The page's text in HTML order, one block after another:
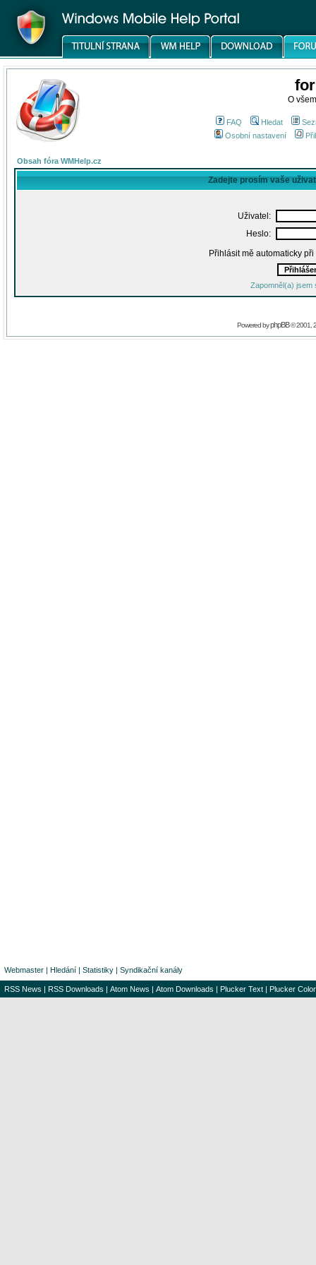
O
FAQ Hledat
Osobní nastavení
Obsah fóra WMHelp.cz
Zadejte prosím vaše
Uživatel:
Heslo:
Přihlásit mě automaticky
Zapomněl(a) jsem
Powered byphpBB© 2001,
Webmaster | Hledání | Statistiky | Syndikační kanály
RSS News | RSS Downloads | Atom News | Atom Downloads | Plucker Text | Plucker Color